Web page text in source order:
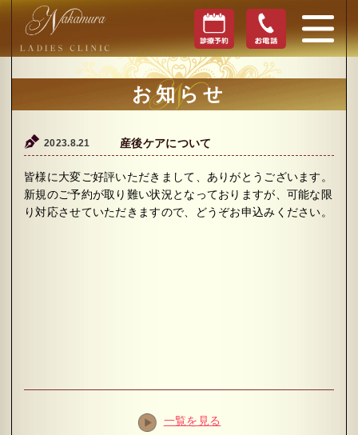
お知らせ
2023.8.21 産後ケアについて
皆様に大変ご好評いただきまして、ありがとうございます。
新規のご予約が取り難い状況となっておりますが、可能な限
り対応させていただきますので、どうぞお申込みください。
一覧を見る